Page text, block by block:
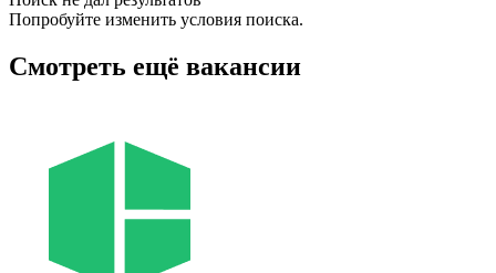
Попробуйте изменить условия поиска.
Смотреть ещё вакансии